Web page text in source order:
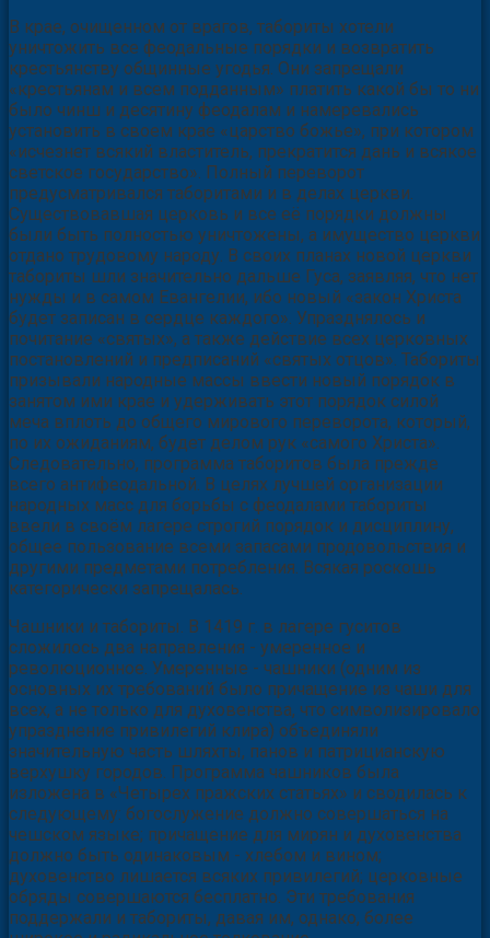
В крае, очищенном от врагов, табориты хотели
уничтожить все феодальные порядки и возвратить
крестьянству общинные угодья. Они запрещали
«крестьянам и всем подданным» платить какой бы то ни
было чинш и десятину феодалам и намеревались
установить в своем крае «царство божье», при котором
«исчезнет всякий властитель, прекратится дань и всякое
светское государство». Полный переворот
предусматривался таборитами и в делах церкви.
Существовавшая церковь и все её порядки должны
были быть полностью уничтожены, а имущество церкви
отдано трудовому народу. В своих планах новой церкви
табориты шли значительно дальше Гуса, заявляя, что нет
нужды и в самом Евангелии, ибо новый «закон Христа
будет записан в сердце каждого». Упразднялось и
почитание «святых», а также действие всех церковных
постановлений и предписаний «святых отцов». Табориты
призывали народные массы ввести новый порядок в
занятом ими крае и удерживать этот порядок силой
меча вплоть до общего мирового переворота, который,
по их ожиданиям, будет делом рук «самого Христа».
Следовательно, программа таборитов была прежде
всего антифеодальной. В целях лучшей организации
народных масс для борьбы с феодалами табориты
ввели в своём лагере строгий порядок и дисциплину,
общее пользование всеми запасами продовольствия и
другими предметами потребления. Всякая роскошь
категорически запрещалась.
Чашники и табориты. В 1419 г. в лагере гуситов
сложилось два направления - умеренное и
революционное. Умеренные - чашники (одним из
основных их требований было причащение из чаши для
всех, а не только для духовенства, что символизировало
упразднение привилегий клира) объединяли
значительную часть шляхты, панов и патрицианскую
верхушку городов. Программа чашников была
изложена в «Четырех пражских статьях» и сводилась к
следующему: богослужение должно совершаться на
чешском языке; причащение для мирян и духовенства
должно быть одинаковым - хлебом и вином;
духовенство лишается всяких привилегий; церковные
обряды совершаются бесплатно. Эти требования
поддержали и табориты, давая им, однако, более